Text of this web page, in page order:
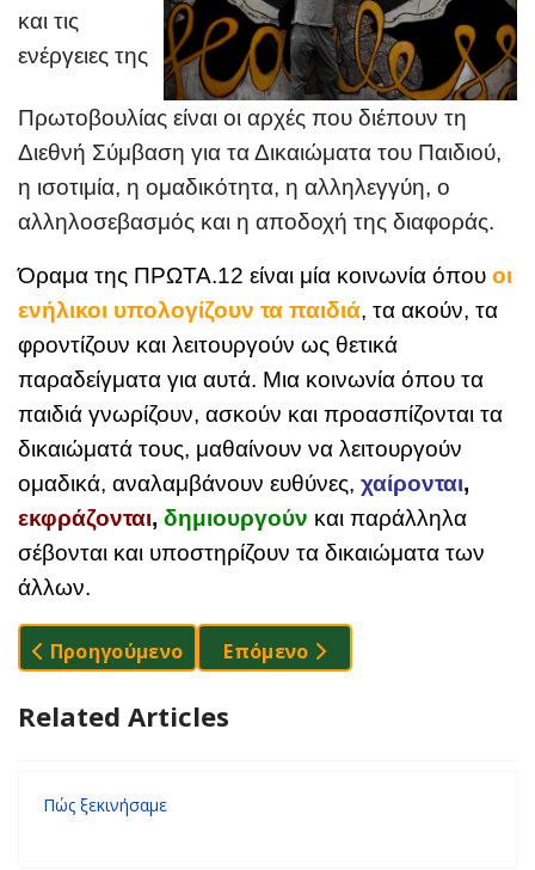
και τις
ενέργειες της
Πρωτοβουλίας είναι οι αρχές που διέπουν τη
Διεθνή Σύμβαση για τα Δικαιώματα του Παιδιού,
η ισοτιμία, η ομαδικότητα, η αλληλεγγύη, ο
αλληλοσεβασμός και η αποδοχή της διαφοράς.
Όραμα της ΠΡΩΤΑ.12 είναι μία κοινωνία όπου οι
ενήλικοι υπολογίζουν τα παιδιά, τα ακούν, τα
φροντίζουν και λειτουργούν ως θετικά
παραδείγματα για αυτά. Μια κοινωνία όπου τα
παιδιά γνωρίζουν, ασκούν και προασπίζονται τα
δικαιώματά τους, μαθαίνουν να λειτουργούν
ομαδικά, αναλαμβάνουν ευθύνες, χαίρονται,
εκφράζονται, δημιουργούν και παράλληλα
σέβονται και υποστηρίζουν τα δικαιώματα των
άλλων.
Προηγούμενο Άρθρο: Ιδρυτικά Μέλη - Σ.Ο.Σ.
Προηγούμενο Επόμενο Άρθρο: Πώς
Επόμενο
Related Articles
Πώς ξεκινήσαμε